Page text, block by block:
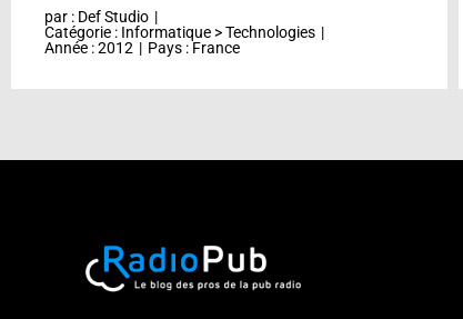
par : Def Studio
Catégorie : Informatique >Technologies
Année :2012 Pays : France